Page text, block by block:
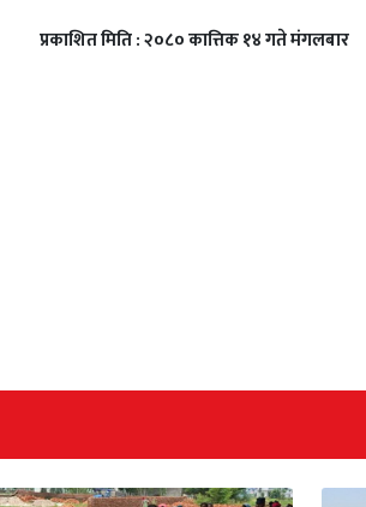
प्रकाशित मिति : २०८० कात्तिक १४ गते मंगलबार